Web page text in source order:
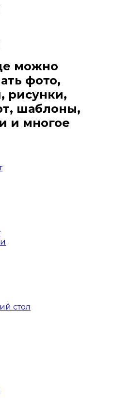
можно
фото,
рисунки,
шаблоны,
и многое
стол